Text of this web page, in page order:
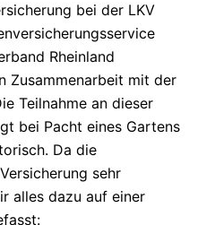
bei der LKV
Rheinland
Zusammenarbeit mit der
Teilnahme an dieser
bei Pacht eines Gartens
Da die
sehr
alles dazu auf einer